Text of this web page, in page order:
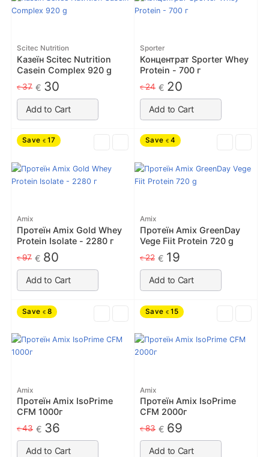
Scitec Nutrition
Казеїн Scitec Nutrition
Casein Complex 920 g
€37 € 30
Add to Cart
Sporter
Концентрат Sporter Whey
Protein - 700 г
€24 € 20
Add to Cart
Save € 17
Amix
Протеїн Amix Gold Whey
Protein Isolate - 2280 г
€97 € 80
Add to Cart
Save € 4
Amix
Протеїн Amix GreenDay
Vege Fiit Protein 720 g
€22 € 19
Add to Cart
Save € 8
Amix
Протеїн Amix IsoPrime
CFM 1000г
€43 € 36
Add to Cart
Save € 15
Amix
Протеїн Amix IsoPrime
CFM 2000г
€83 € 69
Add to Cart